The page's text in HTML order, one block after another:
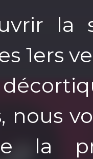
la
1ers
nous
la